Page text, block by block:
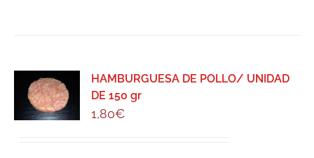
HAMBURGUESA DE POLLO/ UNIDAD
DE 150 gr
1,80€